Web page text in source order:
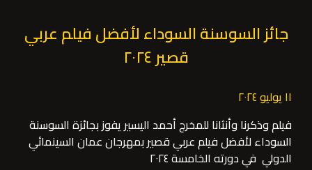
جائز السوسنة السوداء لأفضل فيلم عربي
قصير ٢٠٢٤
١١ يوليو ٢٠٢٤
فيلم وذكرنا وأنثانا للمخرج أحمد اليسير يفوز بجائزة السوسنة
السوداء لأفضل فيلم عربي قصير بمهرجان عمان السينمائي
الدولي في دورته الخامسة ٢٠٢٤